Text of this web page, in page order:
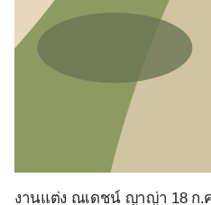
งานแต่ง ณเดชน์ ญาญ่า 18 ก.